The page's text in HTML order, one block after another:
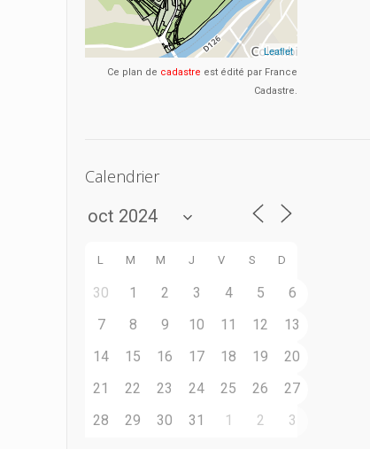
Ce plan de cadastre est édité par France
Cadastre.
Calendrier
L M M J V S D
30 1 2 3 4 5
6
7
8 9 10 11 12
13
14
15 16 17 18 19
20
21
22 23 24 25 26
27
28
29 30 31 1 2 3